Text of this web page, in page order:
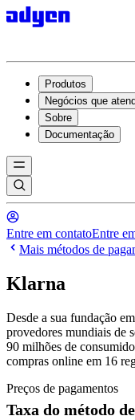
Produtos
Negócios que
Sobre
Documentação
Entre em contatoEntre
Mais métodos de
Klarna
Desde a sua fundação
provedores mundiais de
90 milhões de
compras online em 16
Preços de pagamentos
Taxa do método